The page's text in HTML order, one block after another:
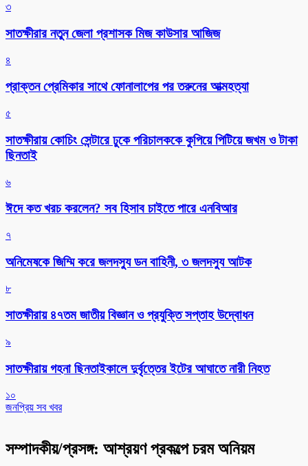
৩
সাতক্ষীরার নতুন জেলা প্রশাসক মিজ কাউসার আজিজ
৪
প্রাক্তন প্রেমিকার সাথে ফোনালাপের পর তরুনের আত্মহত্যা
৫
সাতক্ষীরায় কোচিং সেন্টারে ঢুকে পরিচালককে কুপিয়ে পিটিয়ে জখম ও টাকা
ছিনতাই
৬
ঈদে কত খরচ করলেন? সব হিসাব চাইতে পারে এনবিআর
৭
অনিমেষকে জিম্মি করে জলদস্যু ডন বাহিনী, ৩ জলদস্যু আটক
৮
সাতক্ষীরায় ৪৭তম জাতীয় বিজ্ঞান ও প্রযুক্তি সপ্তাহ উদ্বোধন
৯
সাতক্ষীরায় গহনা ছিনতাইকালে দুর্বৃত্তের ইটের আঘাতে নারী নিহত
১০
জনপ্রিয় সব খবর
সম্পাদকীয়/প্রসঙ্গ: আশ্রয়ণ প্রকল্পে চরম অনিয়ম